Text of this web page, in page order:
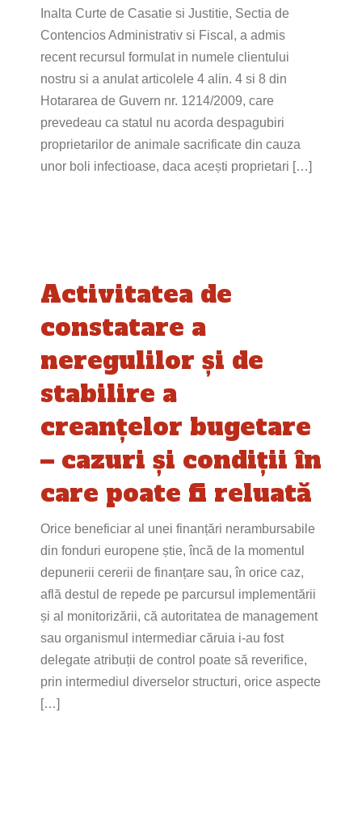
Inalta Curte de Casatie si Justitie, Sectia de
Contencios Administrativ si Fiscal, a admis
recent recursul formulat in numele clientului
nostru si a anulat articolele 4 alin. 4 si 8 din
Hotararea de Guvern nr. 1214/2009, care
prevedeau ca statul nu acorda despagubiri
proprietarilor de animale sacrificate din cauza
unor boli infectioase, daca acești proprietari […]
Activitatea de
constatare a
neregulilor și de
stabilire a
creanțelor bugetare
– cazuri și condiții în
care poate fi reluată
Orice beneficiar al unei finanțări nerambursabile
din fonduri europene știe, încă de la momentul
depunerii cererii de finanțare sau, în orice caz,
află destul de repede pe parcursul implementării
și al monitorizării, că autoritatea de management
sau organismul intermediar căruia i-au fost
delegate atribuții de control poate să reverifice,
prin intermediul diverselor structuri, orice aspecte
[…]